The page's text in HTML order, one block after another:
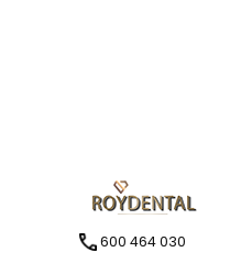
600 464 030